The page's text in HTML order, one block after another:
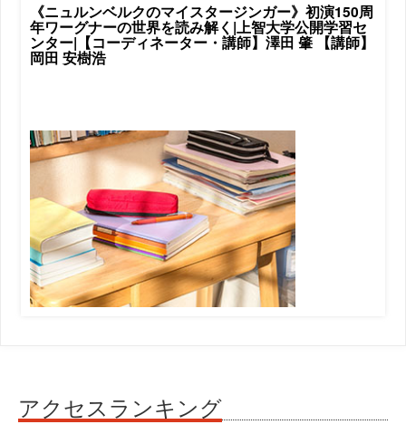
《ニュルンベルクのマイスタージンガー》初演150周
年ワーグナーの世界を読み解く|上智大学公開学習セ
ンター|【コーディネーター・講師】澤田 肇 【講師】
岡田 安樹浩
アクセスランキング